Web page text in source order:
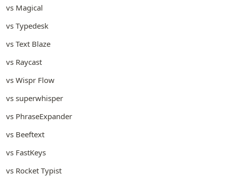
vs Magical
vs Typedesk
vs Text Blaze
vs Raycast
vs Wispr Flow
vs superwhisper
vs PhraseExpander
vs Beeftext
vs FastKeys
vs Rocket Typist